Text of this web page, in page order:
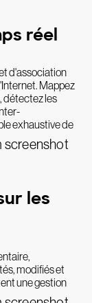
réel
d'association
Mappez
détectez les
exhaustive de
les
modifiés et
une gestion